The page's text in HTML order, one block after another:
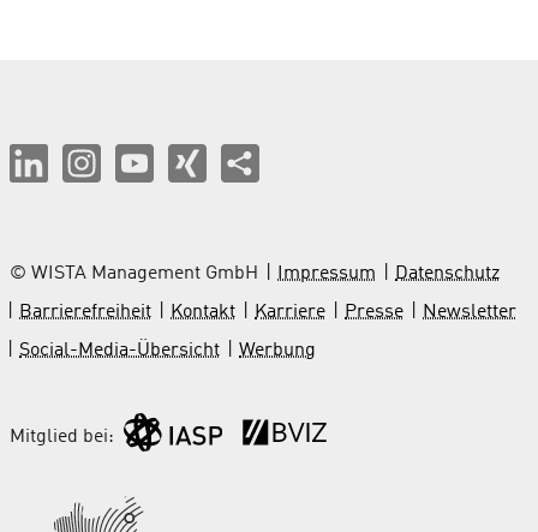
© WISTA Management GmbH Impressum
Datenschutz
Barrierefreiheit
Kontakt Karriere Presse
Newsletter
Social-Media-Übersicht
Werbung
Mitglied bei: